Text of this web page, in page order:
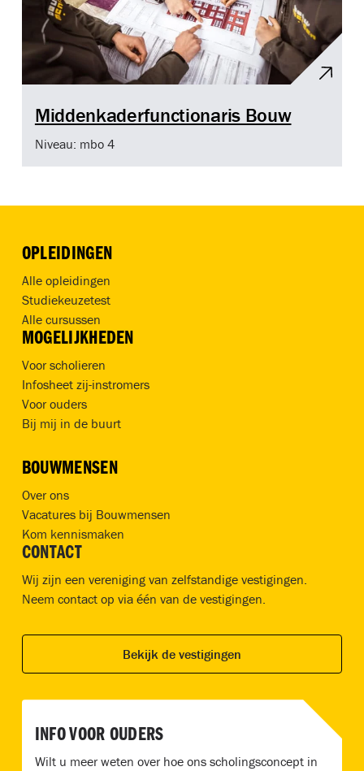
Middenkaderfunctionaris Bouw
Niveau: mbo 4
OPLEIDINGEN
Alle opleidingen
Studiekeuzetest
Alle cursussen
MOGELIJKHEDEN
Voor scholieren
Infosheet zij-instromers
Voor ouders
Bij mij in de buurt
BOUWMENSEN
Over ons
Vacatures bij Bouwmensen
Kom kennismaken
CONTACT
Wij zijn een vereniging van zelfstandige vestigingen.
Neem contact op via één van de vestigingen.
Bekijk de vestigingen
INFO VOOR OUDERS
Wilt u meer weten over hoe ons scholingsconcept in